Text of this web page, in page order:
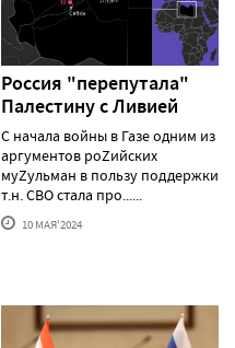
Россия "перепутала"
Палестину с Ливией
С начала войны в Газе одним из
аргументов роZийских
муZульман в пользу поддержки
т.н. СВО стала про......
10 МАЯ'2024